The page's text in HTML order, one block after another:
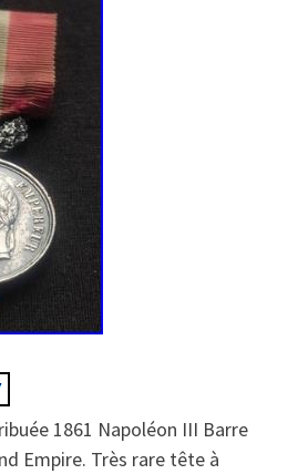
1861 Napoléon III Barre
Empire. Très rare tête à